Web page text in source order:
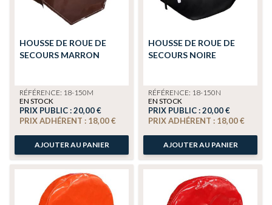
HOUSSE DE ROUE DE
SECOURS MARRON
RÉFÉRENCE: 18-150M
EN STOCK
PRIX PUBLIC :20,00 €
PRIX ADHÉRENT : 18,00 €
AJOUTER AU PANIER
HOUSSE DE ROUE DE
SECOURS NOIRE
RÉFÉRENCE: 18-150N
EN STOCK
PRIX PUBLIC :20,00 €
PRIX ADHÉRENT : 18,00 €
AJOUTER AU PANIER